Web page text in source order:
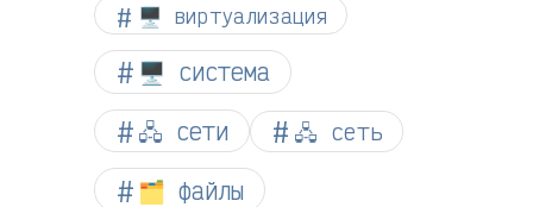
🖥️ виртуализация
🖥️ система
🖧 сети
🖧 сеть
🗂️ файлы